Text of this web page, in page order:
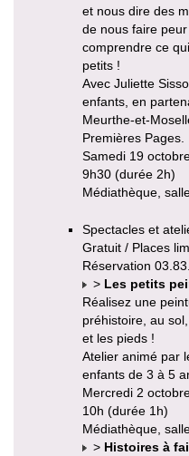
et nous dire des
de nous faire
comprendre ce
petits !
Avec Juliette
enfants, en
Meurthe-et-
Premières Pages.
Samedi 19
9h30 (durée 2h)
Médiathèque,
Spectacles et
Gratuit / Places
Réservation
> Les petits
Réalisez une
préhistoire, au
et les pieds !
Atelier animé par
enfants de 3 à 5
Mercredi 2
10h (durée 1h)
Médiathèque,
> Histoires à